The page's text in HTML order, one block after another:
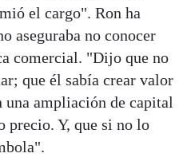
el cargo". Ron ha
aseguraba no conocer
comercial. "Dijo que no
que él sabía crear valor
una ampliación de capital
precio. Y, que si no lo